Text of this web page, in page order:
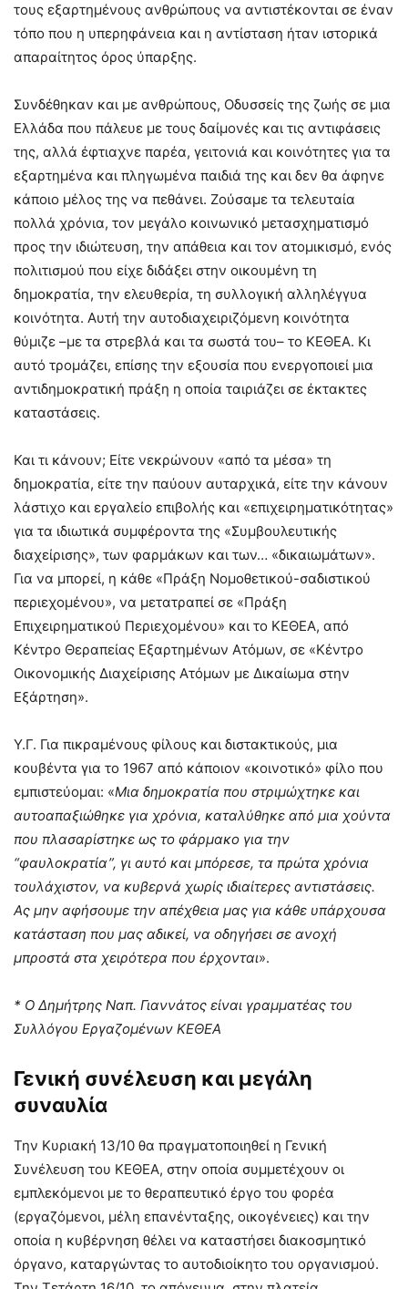
τους εξαρτημένους ανθρώπους να αντιστέκονται σε έναν
τόπο που η υπερηφάνεια και η αντίσταση ήταν ιστορικά
απαραίτητος όρος ύπαρξης.
Συνδέθηκαν και με ανθρώπους, Οδυσσείς της ζωής σε μια
Ελλάδα που πάλευε με τους δαίμονές και τις αντιφάσεις
της, αλλά έφτιαχνε παρέα, γειτονιά και κοινότητες για τα
εξαρτημένα και πληγωμένα παιδιά της και δεν θα άφηνε
κάποιο μέλος της να πεθάνει. Ζούσαμε τα τελευταία
πολλά χρόνια, τον μεγάλο κοινωνικό μετασχηματισμό
προς την ιδιώτευση, την απάθεια και τον ατομικισμό, ενός
πολιτισμού που είχε διδάξει στην οικουμένη τη
δημοκρατία, την ελευθερία, τη συλλογική αλληλέγγυα
κοινότητα. Αυτή την αυτοδιαχειριζόμενη κοινότητα
θύμιζε –με τα στρεβλά και τα σωστά του– το ΚΕΘΕΑ. Κι
αυτό τρομάζει, επίσης την εξουσία που ενεργοποιεί μια
αντιδημοκρατική πράξη η οποία ταιριάζει σε έκτακτες
καταστάσεις.
Και τι κάνουν; Είτε νεκρώνουν «από τα μέσα» τη
δημοκρατία, είτε την παύουν αυταρχικά, είτε την κάνουν
λάστιχο και εργαλείο επιβολής και «επιχειρηματικότητας»
για τα ιδιωτικά συμφέροντα της «Συμβουλευτικής
διαχείρισης», των φαρμάκων και των… «δικαιωμάτων».
Για να μπορεί, η κάθε «Πράξη Νομοθετικού-σαδιστικού
περιεχομένου», να μετατραπεί σε «Πράξη
Επιχειρηματικού Περιεχομένου» και το ΚΕΘΕΑ, από
Κέντρο Θεραπείας Εξαρτημένων Ατόμων, σε «Κέντρο
Οικονομικής Διαχείρισης Ατόμων με Δικαίωμα στην
Εξάρτηση».
Υ.Γ. Για πικραμένους φίλους και διστακτικούς, μια
κουβέντα για το 1967 από κάποιον «κοινοτικό» φίλο που
εμπιστεύομαι: «Μια δημοκρατία που στριμώχτηκε και
αυτοαπαξιώθηκε για χρόνια, καταλύθηκε από μια χούντα
που πλασαρίστηκε ως το φάρμακο για την
“φαυλοκρατία”, γι αυτό και μπόρεσε, τα πρώτα χρόνια
τουλάχιστον, να κυβερνά χωρίς ιδιαίτερες αντιστάσεις.
Ας μην αφήσουμε την απέχθεια μας για κάθε υπάρχουσα
κατάσταση που μας αδικεί, να οδηγήσει σε ανοχή
μπροστά στα χειρότερα που έρχονται».
* Ο Δημήτρης Ναπ. Γιαννάτος είναι γραμματέας του
Συλλόγου Εργαζομένων ΚΕΘΕΑ
Γενική συνέλευση και μεγάλη
συναυλία
Την Κυριακή 13/10 θα πραγματοποιηθεί η Γενική
Συνέλευση του ΚΕΘΕΑ, στην οποία συμμετέχουν οι
εμπλεκόμενοι με το θεραπευτικό έργο του φορέα
(εργαζόμενοι, μέλη επανένταξης, οικογένειες) και την
οποία η κυβέρνηση θέλει να καταστήσει διακοσμητικό
όργανο, καταργώντας το αυτοδιοίκητο του οργανισμού.